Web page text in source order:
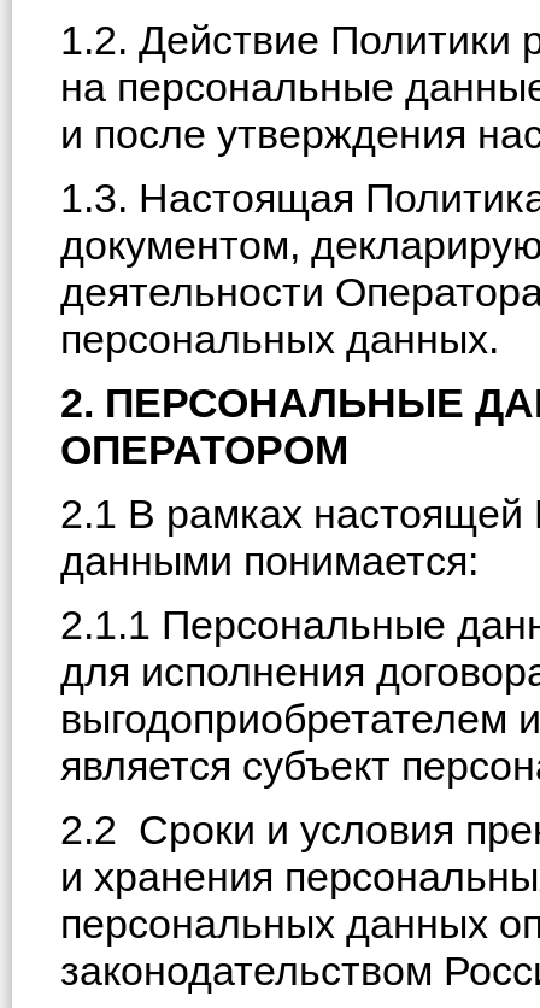
1.2. Действие Политики
на персональные
и после утверждения
1.3. Настоящая
документом,
деятельности
персональных данных.
2. ПЕРСОНАЛЬНЫЕ
ОПЕРАТОРОМ
2.1 В рамках
данными понимается:
2.1.1 Персональные
для исполнения
выгодоприобретателем
является субъект
2.2 Сроки и условия
и хранения
персональных данных
законодательством